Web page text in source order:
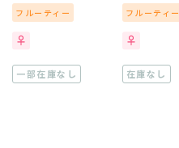
フルーティー
一部在庫なし
フルーティー
在庫なし